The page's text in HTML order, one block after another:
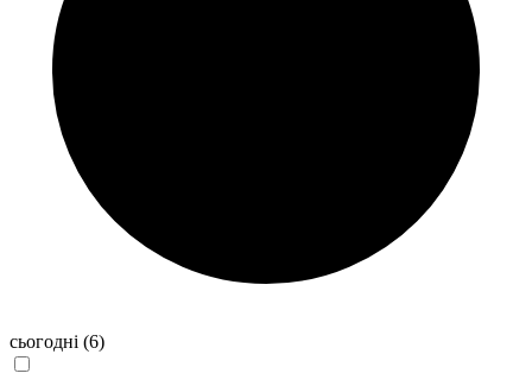
сьогодні (6)